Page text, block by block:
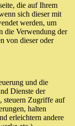
die auf Ihrem
sich dieser mit
werden, um
die Verwendung der
von dieser oder
und die
Dienste der
steuern Zugriffe auf
halten
erleichtern andere